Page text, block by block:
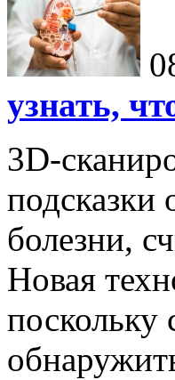
узнать,
3D-
подсказки
болезни,
Новая